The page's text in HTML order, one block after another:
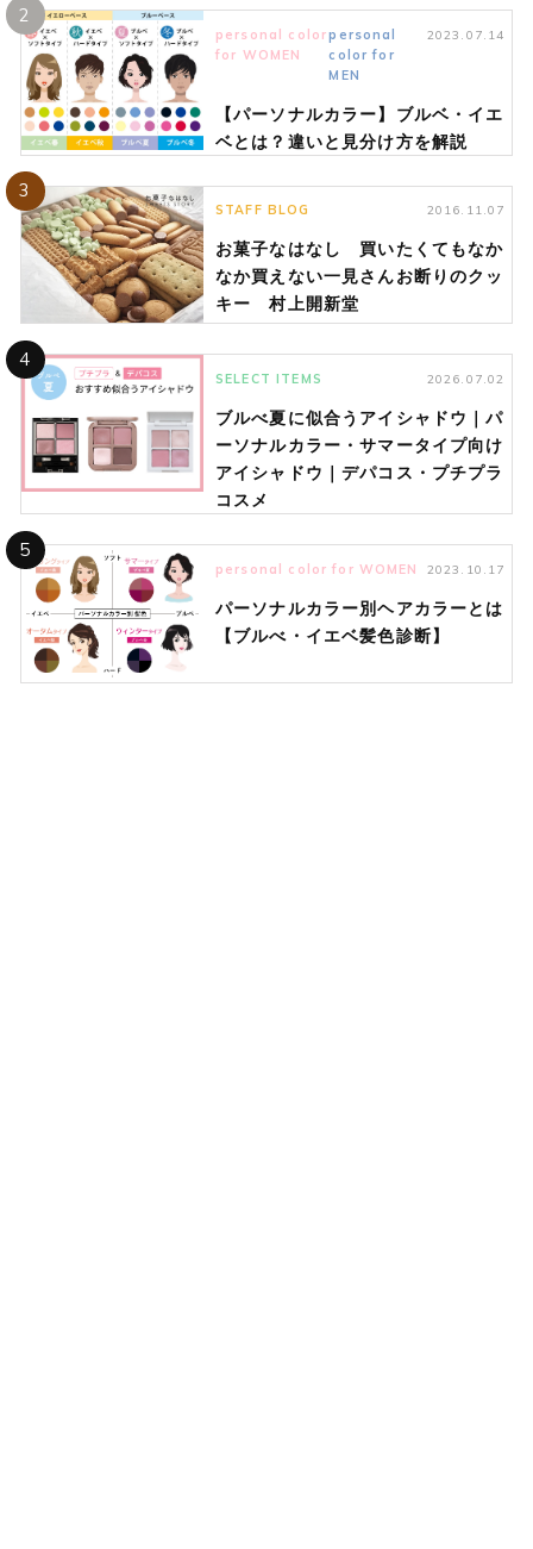
2
personal color
for WOMEN
personal
color for
MEN
2023.07.14
【パーソナルカラー】ブルベ・イエ
ベとは？違いと見分け方を解説
3
STAFF BLOG 2016.11.07
お菓子なはなし 買いたくてもなか
なか買えない一見さんお断りのクッ
キー 村上開新堂
4
SELECT ITEMS 2026.07.02
ブルべ夏に似合うアイシャドウ｜パ
ーソナルカラー・サマータイプ向け
アイシャドウ｜デパコス・プチプラ
コスメ
5
personal color for WOMEN 2023.10.17
パーソナルカラー別ヘアカラーとは
【ブルべ・イエベ髪色診断】